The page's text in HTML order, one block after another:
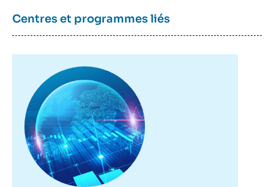
Centres et programmes liés
principale